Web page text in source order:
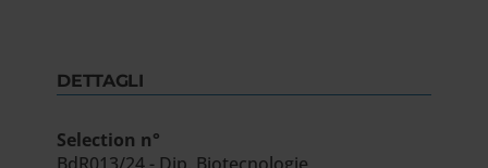
DETTAGLI
Selection n°